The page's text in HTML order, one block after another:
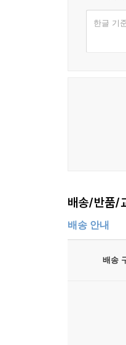
한글 기
배송/반품/
배송 안내
배송